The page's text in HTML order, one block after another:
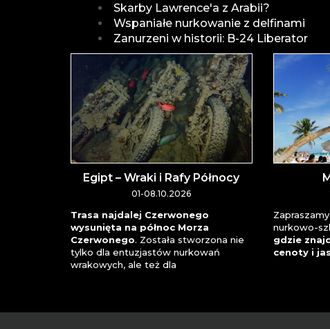
Skarby Lawrence'a z Arabii?
Wspaniałe nurkowanie z delfinami
Zanurzeni w historii: B-24 Liberator
Egipt – Wraki i Rafy Północy
01-08.10.2026
Trasa najdalej Czerwonego
wysunięta na północ Morza
Czerwonego. Została stworzona nie
tylko dla entuzjastów nurkowań
wrakowych, ale też dla
nurkowo-
gdzie
cenoty i